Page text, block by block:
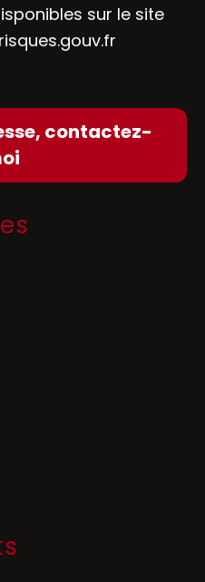
sur le site
contactez-